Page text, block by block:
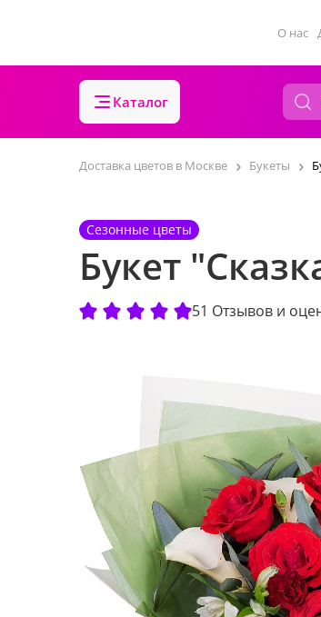
О нас
Каталог
Доставка цветов в Москве Букеты
Сезонные цветы
Букет
51 Отзывов и